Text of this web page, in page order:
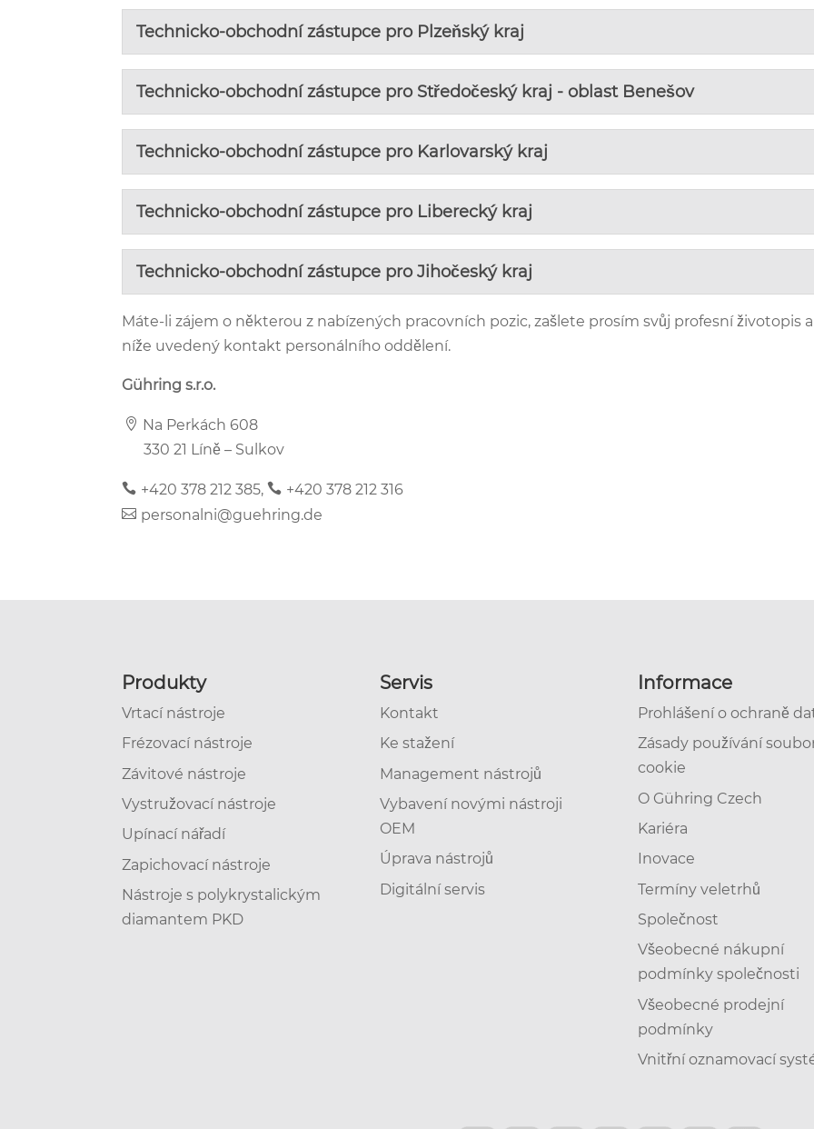
Technicko-obchodní zástupce pro Plzeňský kraj
Technicko-obchodní zástupce pro Středočeský kraj - oblast Benešov
Technicko-obchodní zástupce pro Karlovarský kraj
Technicko-obchodní zástupce pro Liberecký kraj
Technicko-obchodní zástupce pro Jihočeský kraj
Máte-li zájem o některou z nabízených pracovních pozic, zašlete prosím svůj profesní životopis
níže uvedený kontakt personálního oddělení.
Gühring s.r.o.
Na Perkách 608
330 21 Líně – Sulkov
+420 378 212 385,
+420 378 212 316
personalni@guehring.de
Produkty
Vrtací nástroje
Frézovací nástroje
Závitové nástroje
Vystružovací nástroje
Upínací nářadí
Zapichovací nástroje
Nástroje s polykrystalickým
diamantem PKD
Servis
Kontakt
Ke stažení
Management nástrojů
Vybavení novými nástroji
OEM
Úprava nástrojů
Digitální servis
Informace
Prohlášení o ochraně
Zásady používání
cookie
O Gühring Czech
Kariéra
Inovace
Termíny veletrhů
Společnost
Všeobecné nákupní
podmínky společnosti
Všeobecné prodejní
podmínky
Vnitřní oznamovací